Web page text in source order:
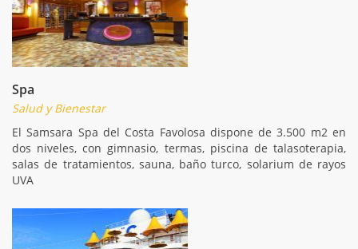
Spa
Salud y Bienestar
El Samsara Spa del Costa Favolosa dispone de 3.500 m2 en
dos niveles, con gimnasio, termas, piscina de talasoterapia,
salas de tratamientos, sauna, baño turco, solarium de rayos
UVA